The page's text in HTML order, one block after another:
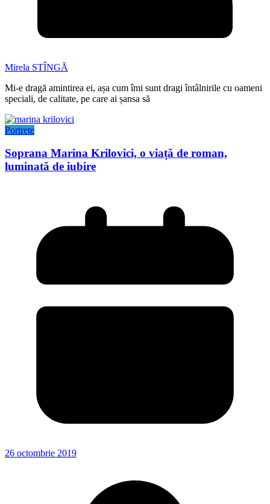
Mirela STÎNGĂ
Mi-e dragă amintirea ei, așa cum îmi sunt dragi întâlnirile cu oameni
speciali, de calitate, pe care ai șansa să
Portrete
Soprana Marina Krilovici, o viață de roman,
luminată de iubire
26 octombrie 2019